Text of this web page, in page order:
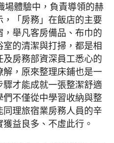
場體驗中，負責導領的赫
「房務」在飯店的主要
舉凡客房備品、布巾的
的清潔與打掃，都是相
房務部資深員工悉心的
，原來整理床鋪也是一
才能成就一張整潔舒適
不僅從中學習收納與整
理旅宿業房務人員的辛
益良多、不虛此行。